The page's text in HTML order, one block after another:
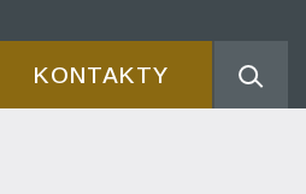
KONTAKTY